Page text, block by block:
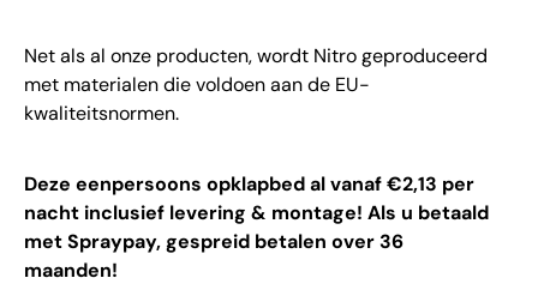
Net als al onze producten, wordt Nitro geproduceerd
met materialen die voldoen aan de EU-
kwaliteitsnormen.
Deze eenpersoons opklapbed al vanaf €2,13 per
nacht inclusief levering & montage! Als u betaald
met Spraypay, gespreid betalen over 36
maanden!